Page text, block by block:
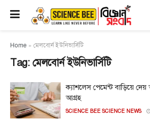
Home » মেলবোর্ন ইউনিভার্সিটি
Tag: মেলবোর্ন ইউনিভার্সিটি
ক্যাশলেস পেমেন্ট বাড়িয়ে
আগ্রহ
SCIENCE BEE SCIENCE NEWS